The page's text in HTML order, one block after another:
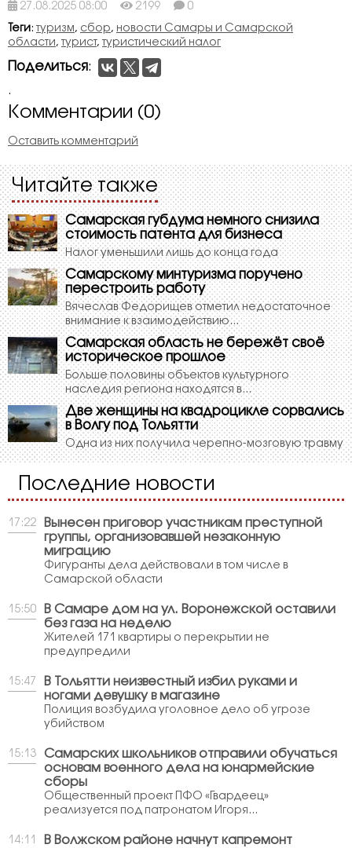
27.08.2025 08:00 2199 0
Теги: туризм, сбор, новости Самары и Самарской
области, турист, туристический налог
Поделиться:
.
Комментарии (0)
Оставить комментарий
Читайте также
Самарская губдума немного снизила
стоимость патента для бизнеса
Налог уменьшили лишь до конца года
Самарскому минтуризма поручено
перестроить работу
Вячеслав Федорищев отметил недостаточное
внимание к взаимодействию...
Самарская область не бережёт своё
историческое прошлое
Больше половины объектов культурного
наследия региона находятся в...
Две женщины на квадроцикле сорвались
в Волгу под Тольятти
Одна из них получила черепно-мозговую травму
Последние новости
17:22
Вынесен приговор участникам преступной
группы, организовавшей незаконную
миграцию
Фигуранты дела действовали в том числе в
Самарской области
15:50
В Самаре дом на ул. Воронежской оставили
без газа на неделю
Жителей 171 квартиры о перекрытии не
предупредили
15:47
В Тольятти неизвестный избил руками и
ногами девушку в магазине
Полиция возбудила уголовное дело об угрозе
убийством
15:13
Самарских школьников отправили обучаться
основам военного дела на юнармейские
сборы
Общественный проект ПФО «Гвардеец»
реализуется под патронатом Игоря...
14:11
В Волжском районе начнут капремонт